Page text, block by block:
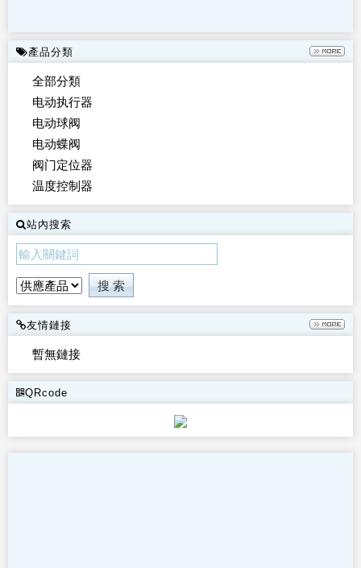
產品分類
全部分類
电动执行器
电动球阀
电动蝶阀
阀门定位器
温度控制器
站內搜索
友情鏈接
暫無鏈接
QRcode